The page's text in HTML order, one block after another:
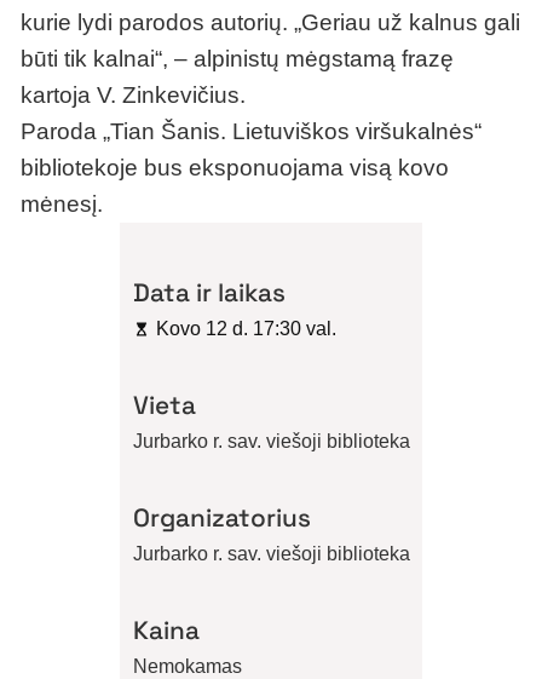
kurie lydi parodos autorių. „Geriau už kalnus gali
būti tik kalnai“, – alpinistų mėgstamą frazę
kartoja V. Zinkevičius.
Paroda „Tian Šanis. Lietuviškos viršukalnės“
bibliotekoje bus eksponuojama visą kovo
mėnesį.
Data ir laikas
Kovo 12 d. 17:30 val.
Vieta
Jurbarko r. sav. viešoji biblioteka
Organizatorius
Jurbarko r. sav. viešoji biblioteka
Kaina
Nemokamas